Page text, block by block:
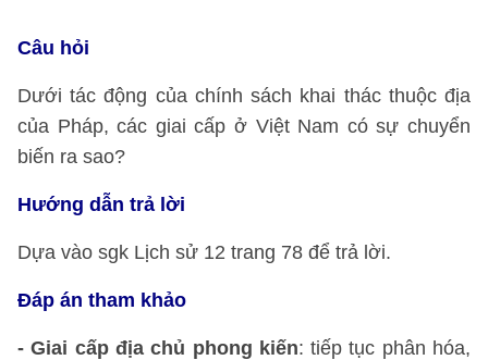
Câu hỏi
Dưới tác động của chính sách khai thác thuộc địa
của Pháp, các giai cấp ở Việt Nam có sự chuyển
biến ra sao?
Hướng dẫn trả lời
Dựa vào sgk Lịch sử 12 trang 78 để trả lời.
Đáp án tham khảo
- Giai cấp địa chủ phong kiến: tiếp tục phân hóa,